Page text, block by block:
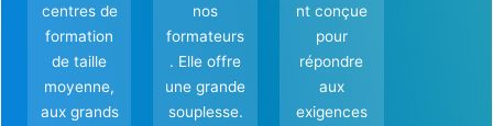
centres de
formation
de taille
moyenne,
aux grands
nos
formateurs
. Elle offre
une grande
souplesse.
nt conçue
pour
répondre
aux
exigences